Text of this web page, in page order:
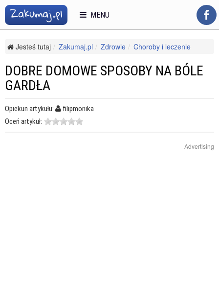
Jesteś tutaj Zakumaj.pl Zdrowie
Choroby i leczenie
DOBRE DOMOWE SPOSOBY NA BÓLE
GARDŁA
Opiekun artykułu:
filipmonika
Oceń artykuł:
Advertising
MENU